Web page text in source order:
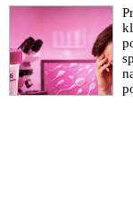
farmaceutických
štátu odpovedali
Dvakrát
vakcíně byla plně
VIDEO: „Výroky